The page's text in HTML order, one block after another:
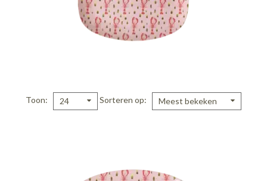
Toon 24 Sorteren op Meest bekeken